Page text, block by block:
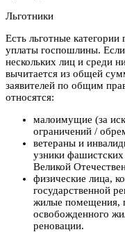
Льготники
Есть льготные
уплаты госпошлины.
нескольких лиц и среди
вычитается из общей
заявителей по общим
относятся:
малоимущие (за
ограничений /
ветераны и
узники
Великой
физические лица,
государственной
жилые помещения,
освобожденного
реновации.